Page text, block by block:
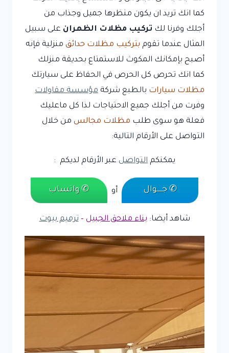
كما انك تريد ان يكون منظرها جميل وجذاب من
أجلك وفرنا لك تركيب مظلات الظهران على سبيل
المثال عندما تقوم بتركيب مظلات حدائق منزلية فإنه
أصبح بإمكانك المكوث للاستمتاع بحديقة منزلك
كما انك تحرص كل الحرص في الحفاظ على سيارتك
مظلات سيارات بالطبع شركة مؤسسة مقاولات
وفرت من أجلك جميع الاحتياجات لذا كل ماعليك
فعلة هو سوى طلب مظلات مجالس من خلال
التواصل على الأرقام التالية:
يمكنكم التواصل عبر الأرقام لديكم :
✆ جـــــوال أو ✆ واتساب
شاهد أيضا: بناء ملاحق الجبيل –ترميم بيوت